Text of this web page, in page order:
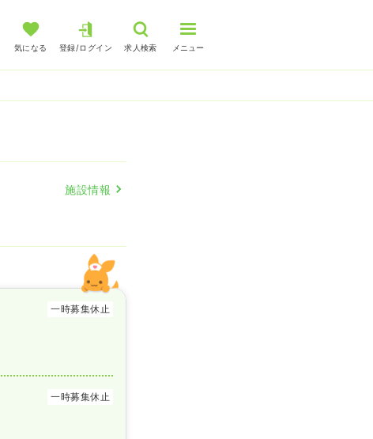
気になる 登録/ログイン 求人検索 メニュー
施設情報
一時募集休止
一時募集休止